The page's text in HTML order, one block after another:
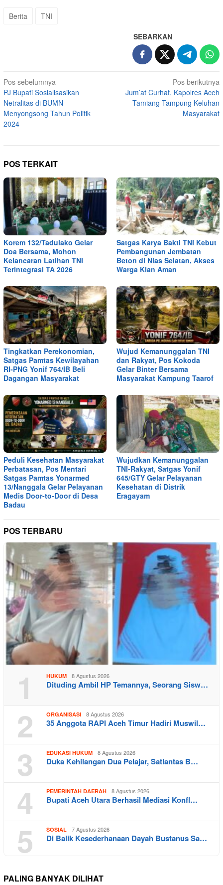
Berita TNI
SEBARKAN
Navigasi
pos
Pos sebelumnya
PJ Bupati Sosialisasikan
Netralitas di BUMN
Menyongsong Tahun Politik
2024
Pos berikutnya
Jum’at Curhat, Kapolres Aceh
Tamiang Tampung Keluhan
Masyarakat
POS TERKAIT
Korem 132/Tadulako Gelar
Doa Bersama, Mohon
Kelancaran Latihan TNI
Terintegrasi TA 2026
Satgas Karya Bakti TNI Kebut
Pembangunan Jembatan
Beton di Nias Selatan, Akses
Warga Kian Aman
Tingkatkan Perekonomian,
Satgas Pamtas Kewilayahan
RI-PNG Yonif 764/IB Beli
Dagangan Masyarakat
Wujud Kemanunggalan TNI
dan Rakyat, Pos Kokoda
Gelar Binter Bersama
Masyarakat Kampung Taarof
Peduli Kesehatan Masyarakat
Perbatasan, Pos Mentari
Satgas Pamtas Yonarmed
13/Nanggala Gelar Pelayanan
Medis Door-to-Door di Desa
Badau
Wujudkan Kemanunggalan
TNI-Rakyat, Satgas Yonif
645/GTY Gelar Pelayanan
Kesehatan di Distrik
Eragayam
POS TERBARU
1 HUKUM 8 Agustus 2026
Dituding Ambil HP Temannya, Seorang Sisw…
2 ORGANISASI 8 Agustus 2026
35 Anggota RAPI Aceh Timur Hadiri Muswil…
3 EDUKASI HUKUM 8 Agustus 2026
Duka Kehilangan Dua Pelajar, Satlantas B…
4 PEMERINTAH DAERAH 8 Agustus 2026
Bupati Aceh Utara Berhasil Mediasi Konfl…
5 SOSIAL 7 Agustus 2026
Di Balik Kesederhanaan Dayah Bustanus Sa…
PALING BANYAK DILIHAT